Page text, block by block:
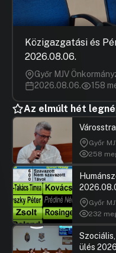
Tájékoztatás a zuglói
igényről
UGRÁS A
Környezetvédelmi
Hozzászólások
Hulladékcsökkentés
UGRÁS A
Kutyafuttatók
Hozzászólások
Idősügyi Stratégia
Hozzászólások
HEGY weboldal
UGRÁS A
Közigazgatási és
2026.08.06.
Győr MJV
2026.08.06.
158
Az elmúlt hét
Győr
258
Győr
232
ülés